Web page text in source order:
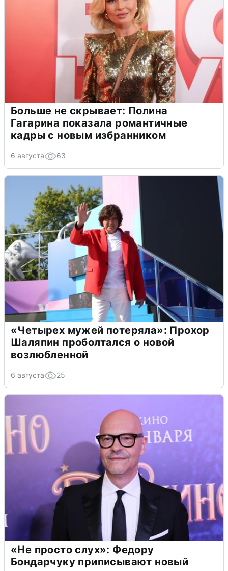
Больше не скрывает: Полина
Гагарина показала романтичные
кадры с новым избранником
6 августа 63
«Четырех мужей потеряла»: Прохор
Шаляпин проболтался о новой
возлюбленной
6 августа 25
«Не просто слух»: Федору
Бондарчуку приписывают новый